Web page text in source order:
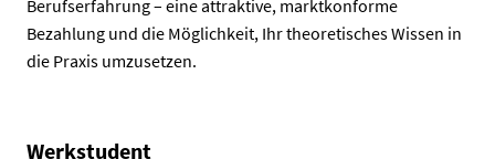
Berufserfahrung – eine attraktive, marktkonforme
Bezahlung und die Möglichkeit, Ihr theoretisches Wissen in
die Praxis umzusetzen.
Werkstudent